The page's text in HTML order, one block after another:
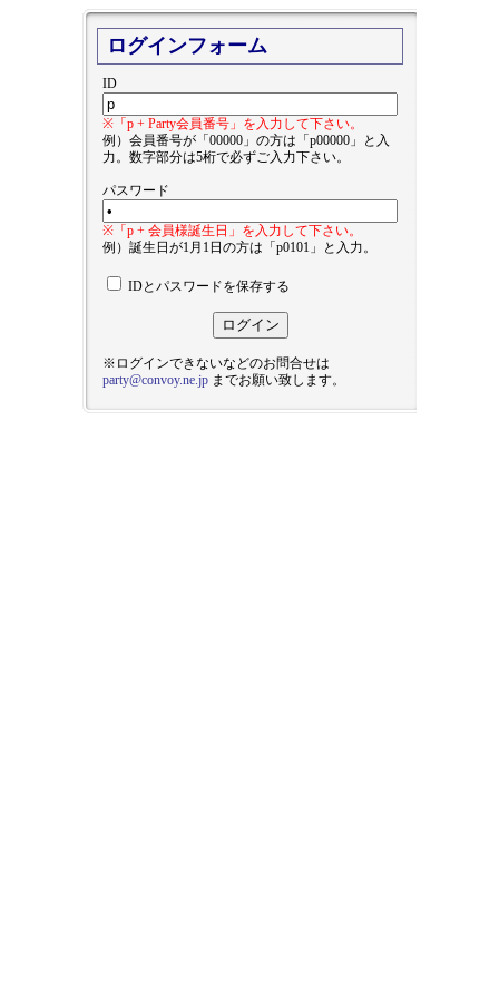
ログインフォーム
ID
※「p + Party会員番号」を入力して下さい。
例）会員番号が「00000」の方は「p00000」と入
力。数字部分は5桁で必ずご入力下さい。
パスワード
※「p + 会員様誕生日」を入力して下さい。
例）誕生日が1月1日の方は「p0101」と入力。
IDとパスワードを保存する
※ログインできないなどのお問合せは
party@convoy.ne.jp までお願い致します。